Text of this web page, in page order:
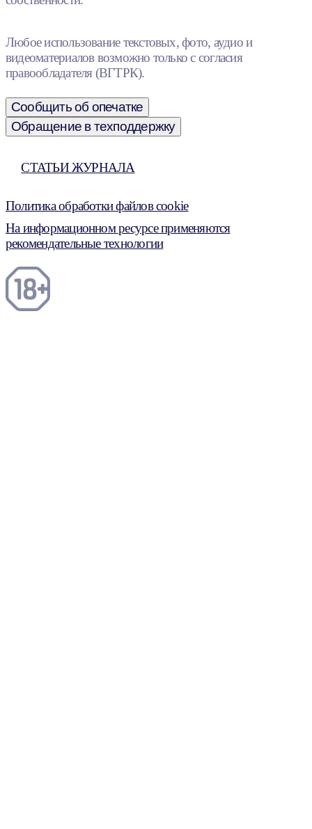
Любое использование текстовых, фото, аудио и
видеоматериалов возможно только с согласия
правообладателя (ВГТРК).
Сообщить об опечатке
Обращение в техподдержку
СТАТЬИ ЖУРНАЛА
Политика обработки файлов cookie
На информационном ресурсе применяются
рекомендательные технологии